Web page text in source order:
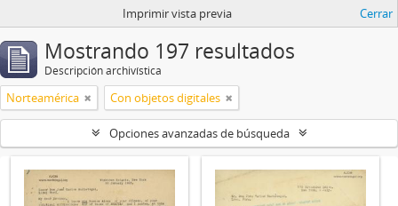
Imprimir vista previa Cerrar
Mostrando 197 resultados
Descripción archivística
Norteamérica Con objetos digitales
Opciones avanzadas de búsqueda